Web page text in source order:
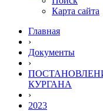
Карта сайта
Главная
›
Документы
›
КУРГАНА
›
2023